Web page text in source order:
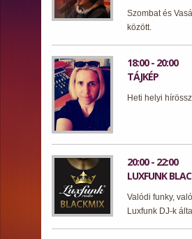
Szombat és
között.
18:00 - 20:00
TÁJKÉP
Heti helyi
20:00 - 22:00
LUXFUNK
Valódi funky,
Luxfunk DJ-k